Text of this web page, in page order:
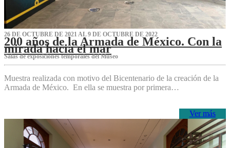
26 DE OCTUBRE DE 2021 AL 9 DE OCTUBRE DE 2022
200 años de la Armada de México. Con la
mirada hacia el mar
Salas de exposiciones temporales del Museo‌
Muestra realizada con motivo del Bicentenario de la creación de la
Armada de México. En ella se muestra por primera…
Ver más